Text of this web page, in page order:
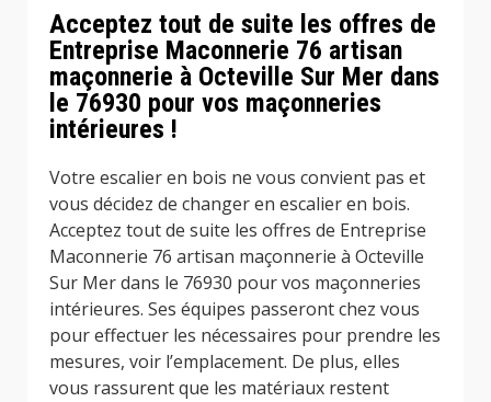
Acceptez tout de suite les offres de
Entreprise Maconnerie 76 artisan
maçonnerie à Octeville Sur Mer dans
le 76930 pour vos maçonneries
intérieures !
Votre escalier en bois ne vous convient pas et
vous décidez de changer en escalier en bois.
Acceptez tout de suite les offres de Entreprise
Maconnerie 76 artisan maçonnerie à Octeville
Sur Mer dans le 76930 pour vos maçonneries
intérieures. Ses équipes passeront chez vous
pour effectuer les nécessaires pour prendre les
mesures, voir l’emplacement. De plus, elles
vous rassurent que les matériaux restent